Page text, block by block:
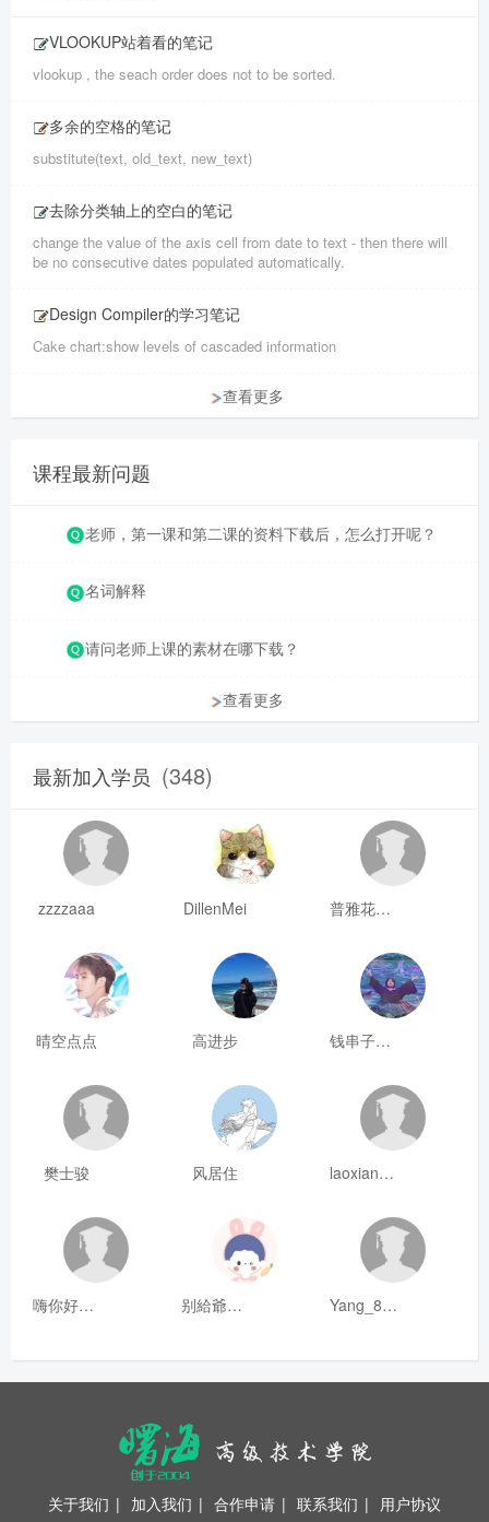
VLOOKUP站着看的笔记
vlookup , the seach order does not to be sorted.
多余的空格的笔记
substitute(text, old_text, new_text)
去除分类轴上的空白的笔记
change the value of the axis cell from date to text - then there will
be no consecutive dates populated automatically.
Design Compiler的学习笔记
Cake chart:show levels of cascaded information
查看更多
课程最新问题
老师，第一课和第二课的资料下载后，怎么打开呢？
名词解释
请问老师上课的素材在哪下载？
查看更多
最新加入学员 (348)
zzzzaaa DillenMei 普雅花qya
晴空点点 高进步 钱串子123
樊士骏 风居住 laoxianrou
嗨你好8mm 别給爺装纯 Yang_811
关于我们 | 加入我们 | 合作申请 | 联系我们 | 用户协议